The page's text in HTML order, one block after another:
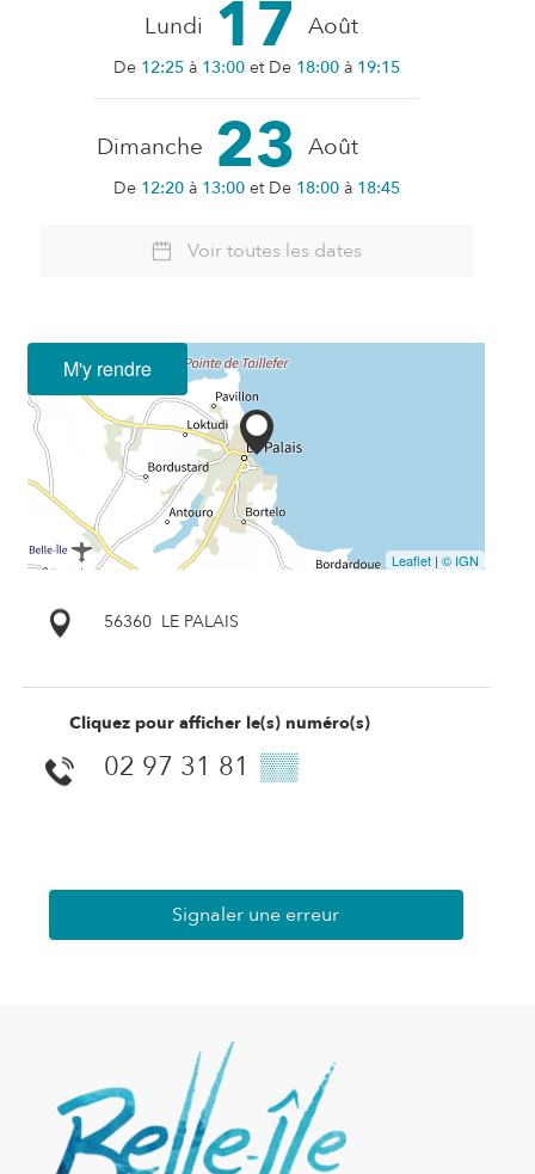
Lundi 17 Août
De 12:25 à 13:00 et De 18:00 à 19:15
Dimanche 23 Août
De 12:20 à 13:00 et De 18:00 à 18:45
Voir toutes les dates
M'y rendre
Leaflet | © IGN
56360 LE PALAIS
Cliquez pour afficher le(s) numéro(s)
02 97 31 81 ▒▒
Signaler une erreur